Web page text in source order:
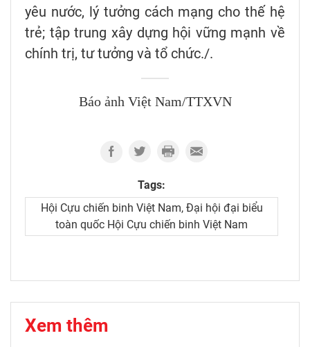
yêu nước, lý tưởng cách mạng cho thế hệ
trẻ; tập trung xây dựng hội vững mạnh về
chính trị, tư tưởng và tổ chức./.
Báo ảnh Việt Nam/TTXVN
Tags:
Hội Cựu chiến binh Việt Nam, Đại hội đại biểu
toàn quốc Hội Cựu chiến binh Việt Nam
Xem thêm